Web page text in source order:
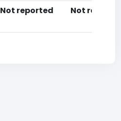
Not reported Not